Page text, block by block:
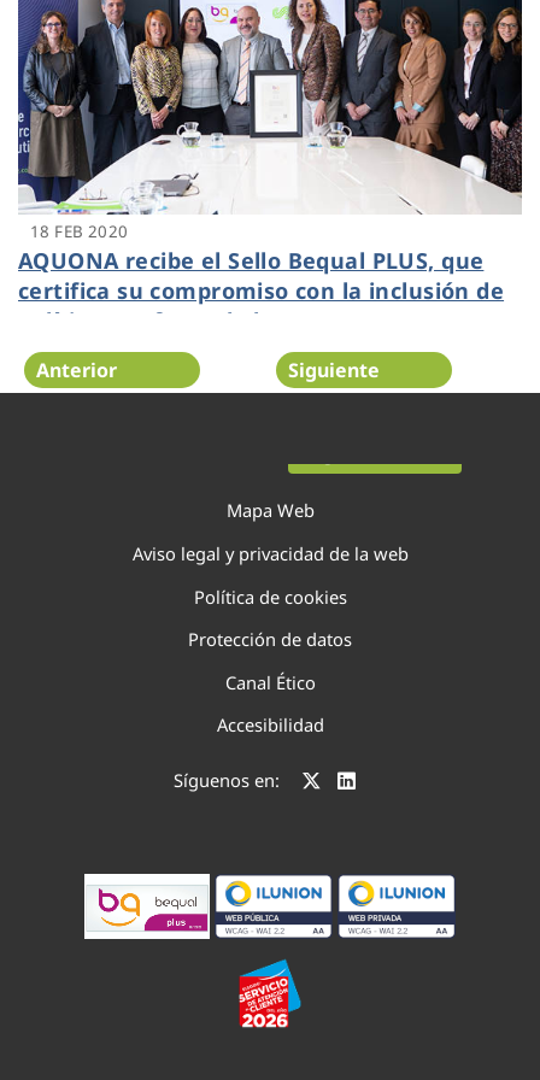
18 FEB 2020
AQUONA recibe el Sello Bequal PLUS, que
certifica su compromiso con la inclusión de
políticas en favor de las personas con
discapacidad
Anterior Siguiente
Mapa Web
Aviso legal y privacidad de la web
Política de cookies
Protección de datos
Canal Ético
Accesibilidad
Síguenos en: